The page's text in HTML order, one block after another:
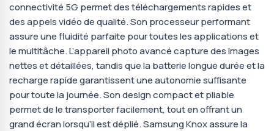
connectivité 5G permet des téléchargements rapides et
des appels vidéo de qualité. Son processeur performant
assure une fluidité parfaite pour toutes les applications et
le multitâche. L’appareil photo avancé capture des images
nettes et détaillées, tandis que la batterie longue durée et la
recharge rapide garantissent une autonomie suffisante
pour toute la journée. Son design compact et pliable
permet de le transporter facilement, tout en offrant un
grand écran lorsqu’il est déplié. Samsung Knox assure la